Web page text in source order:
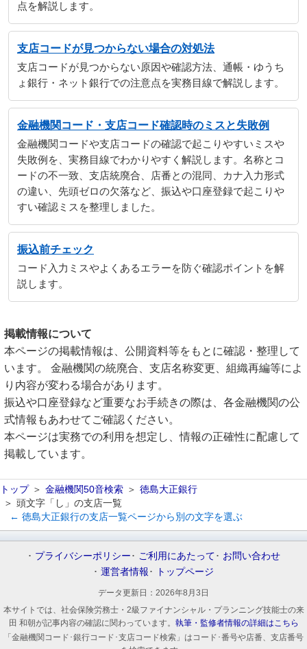
点を解説します。
支店コードが見つからない場合の対処法
支店コードが見つからない原因や確認方法、通帳・ゆうち
ょ銀行・ネット銀行での注意点を実務目線で解説します。
金融機関コード・支店コード確認時のミスと失敗例
金融機関コードや支店コードの確認で起こりやすいミスや
失敗例を、実務目線でわかりやすく解説します。名称とコ
ードの不一致、支店統廃合、店番との混同、カナ入力形式
の違い、先頭ゼロの欠落など、振込や口座登録で起こりや
すい確認ミスを整理しました。
振込前チェック
コード入力ミスやよくあるエラーを防ぐ確認ポイントを解
説します。
掲載情報について
本ページの掲載情報は、公開資料等をもとに確認・整理して
います。 金融機関の統廃合、支店名称変更、組織再編等によ
り内容が変わる場合があります。
振込や口座登録など重要なお手続きの際は、各金融機関の公
式情報もあわせてご確認ください。
本ページは実務での利用を想定し、情報の正確性に配慮して
掲載しています。
トップ 金融機関50音検索
徳島大正銀行
頭文字「し」の支店一覧
← 徳島大正銀行の支店一覧ページから別の文字を選ぶ
プライバシーポリシー ご利用にあたって
お問い合わせ
運営者情報
トップページ
データ更新日： 2026年8月3日
本サイトでは、社会保険労務士・2級ファイナンシャル・プランニング技能士の来
田 和朝が記事内容の確認に関わっています。 執筆・監修者情報の詳細はこちら
「金融機関コード･銀行コード･支店コード検索」はコード･番号や店番、支店番号